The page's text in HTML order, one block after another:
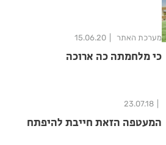
מערכת האתר 15.06.20
כי מלחמתה כה ארוכה
23.07.18
המעטפה הזאת חייבת להיפתח